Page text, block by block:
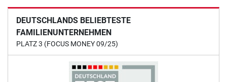
DEUTSCHLANDS BELIEBTESTE
FAMILIENUNTERNEHMEN
PLATZ 3 (FOCUS MONEY 09/25)